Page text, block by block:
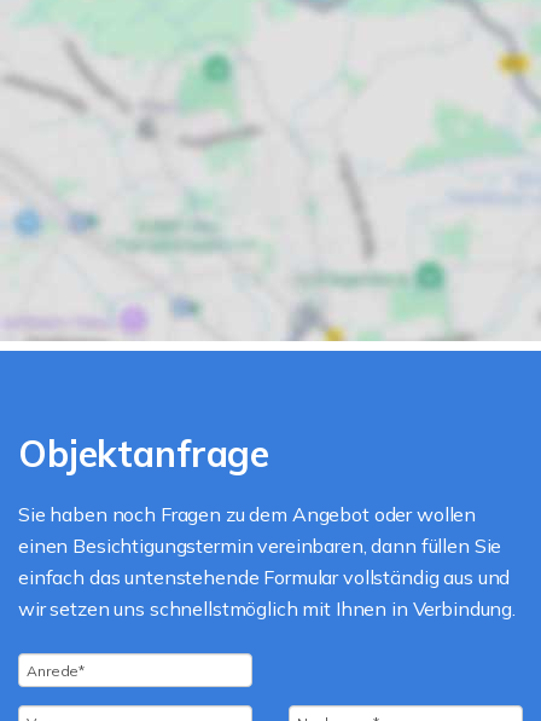
Objektanfrage
Sie haben noch Fragen zu dem Angebot oder wollen
einen Besichtigungstermin vereinbaren, dann füllen Sie
einfach das untenstehende Formular vollständig aus und
wir setzen uns schnellstmöglich mit Ihnen in Verbindung.